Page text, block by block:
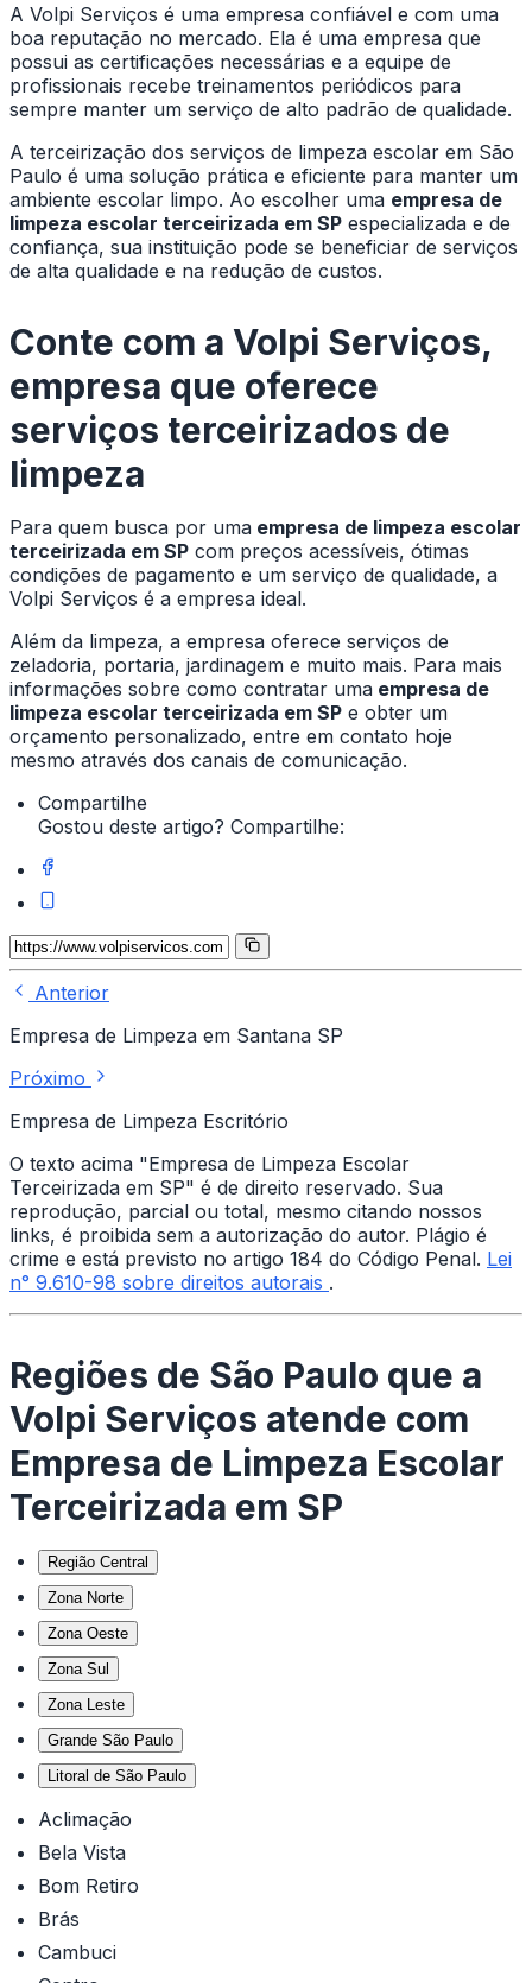
A Volpi Serviços é uma empresa confiável e com uma
boa reputação no mercado. Ela é uma empresa que
possui as certificações necessárias e a equipe de
profissionais recebe treinamentos periódicos para
sempre manter um serviço de alto padrão de qualidade.
A terceirização dos serviços de limpeza escolar em São
Paulo é uma solução prática e eficiente para manter um
ambiente escolar limpo. Ao escolher uma empresa de
limpeza escolar terceirizada em SP especializada e de
confiança, sua instituição pode se beneficiar de serviços
de alta qualidade e na redução de custos.
Conte com a Volpi Serviços,
empresa que oferece
serviços terceirizados de
limpeza
Para quem busca por uma empresa de limpeza escolar
terceirizada em SP com preços acessíveis, ótimas
condições de pagamento e um serviço de qualidade, a
Volpi Serviços é a empresa ideal.
Além da limpeza, a empresa oferece serviços de
zeladoria, portaria, jardinagem e muito mais. Para mais
informações sobre como contratar uma empresa de
limpeza escolar terceirizada em SP e obter um
orçamento personalizado, entre em contato hoje
mesmo através dos canais de comunicação.
Compartilhe
Gostou deste artigo? Compartilhe:
Anterior
Empresa de Limpeza em Santana SP
Próximo
Empresa de Limpeza Escritório
O texto acima "Empresa de Limpeza Escolar
Terceirizada em SP" é de direito reservado. Sua
reprodução, parcial ou total, mesmo citando nossos
links, é proibida sem a autorização do autor. Plágio é
crime e está previsto no artigo 184 do Código Penal. Lei
n° 9.610-98 sobre direitos autorais .
Regiões de São Paulo que a
Volpi Serviços atende com
Empresa de Limpeza Escolar
Terceirizada em SP
Região Central
Zona Norte
Zona Oeste
Zona Sul
Zona Leste
Grande São Paulo
Litoral de São Paulo
Aclimação
Bela Vista
Bom Retiro
Brás
Cambuci